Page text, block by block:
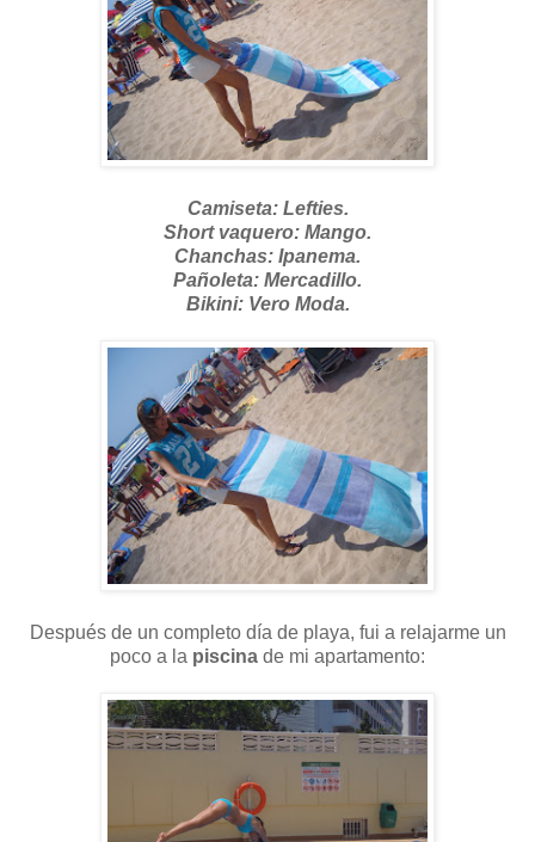
Camiseta: Lefties.
Short vaquero: Mango.
Chanchas: Ipanema.
Pañoleta: Mercadillo.
Bikini: Vero Moda.
Después de un completo día de playa, fui a relajarme un
poco a la piscina de mi apartamento: